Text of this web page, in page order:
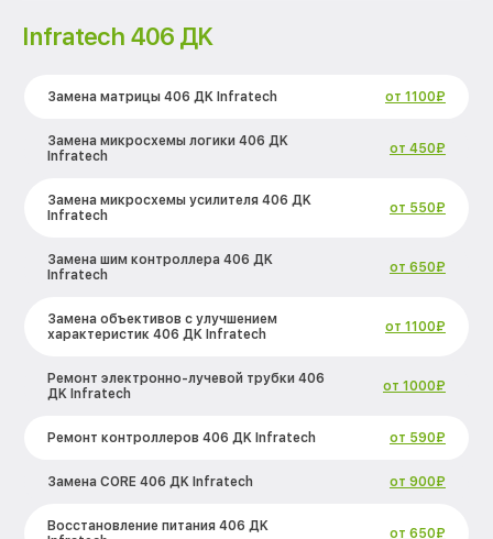
Infratech 406 ДK
Замена матрицы 406 ДK Infratech от 1100₽
Замена микросхемы логики 406 ДK
Infratech
от 450₽
Замена микросхемы усилителя 406 ДK
Infratech
от 550₽
Замена шим контроллера 406 ДK
Infratech
от 650₽
Замена объективов с улучшением
характеристик 406 ДK Infratech
от 1100₽
Ремонт электронно-лучевой трубки 406
ДK Infratech
от 1000₽
Ремонт контроллеров 406 ДK Infratech от 590₽
Замена CORE 406 ДK Infratech от 900₽
Восстановление питания 406 ДK
от 650₽